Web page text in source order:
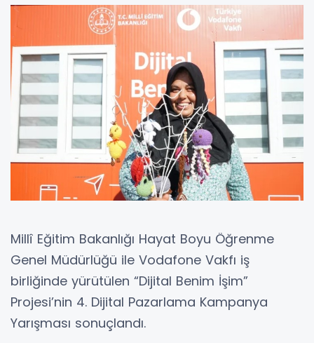
Millî Eğitim Bakanlığı Hayat Boyu Öğrenme
Genel Müdürlüğü ile Vodafone Vakfı iş
birliğinde yürütülen “Dijital Benim İşim”
Projesi’nin 4. Dijital Pazarlama Kampanya
Yarışması sonuçlandı.